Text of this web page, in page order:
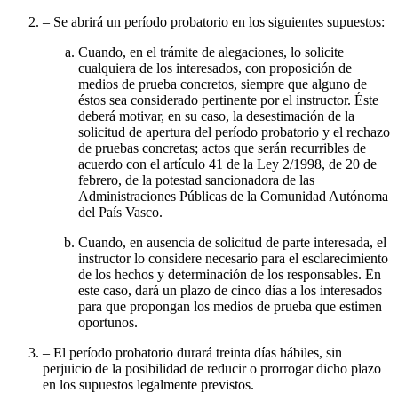
– Se abrirá un período probatorio en los siguientes supuestos:
Cuando, en el trámite de alegaciones, lo solicite
cualquiera de los interesados, con proposición de
medios de prueba concretos, siempre que alguno de
éstos sea considerado pertinente por el instructor. Éste
deberá motivar, en su caso, la desestimación de la
solicitud de apertura del período probatorio y el rechazo
de pruebas concretas; actos que serán recurribles de
acuerdo con el artículo 41 de la Ley 2/1998, de 20 de
febrero, de la potestad sancionadora de las
Administraciones Públicas de la Comunidad Autónoma
del País Vasco.
Cuando, en ausencia de solicitud de parte interesada, el
instructor lo considere necesario para el esclarecimiento
de los hechos y determinación de los responsables. En
este caso, dará un plazo de cinco días a los interesados
para que propongan los medios de prueba que estimen
oportunos.
– El período probatorio durará treinta días hábiles, sin
perjuicio de la posibilidad de reducir o prorrogar dicho plazo
en los supuestos legalmente previstos.